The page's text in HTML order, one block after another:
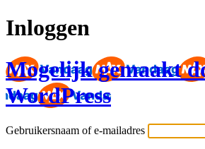
Inloggen
Mogelijk gemaakt
WordPress
Gebruikersnaam of e-mailadres